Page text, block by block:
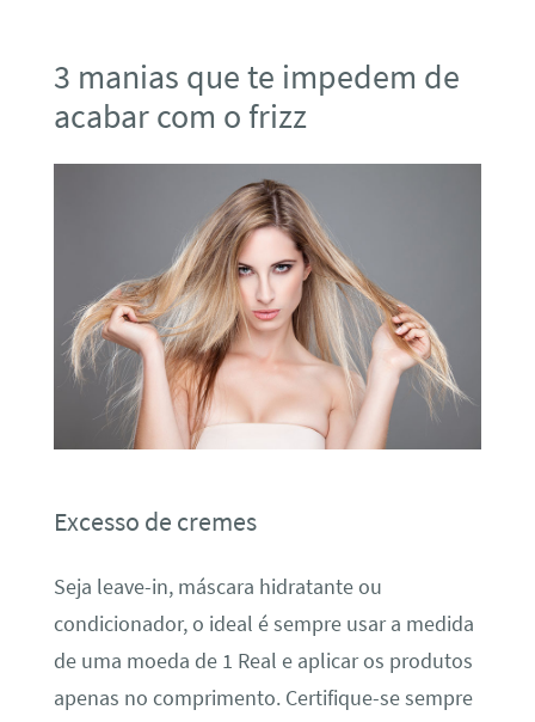
3 manias que te impedem de
acabar com o frizz
Excesso de cremes
Seja leave-in, máscara hidratante ou
condicionador, o ideal é sempre usar a medida
de uma moeda de 1 Real e aplicar os produtos
apenas no comprimento. Certifique-se sempre